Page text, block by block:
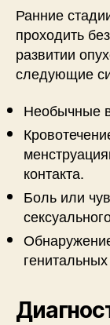
Ранние
проходить
развитии
следующие
Необычные
контакта.
Боль или